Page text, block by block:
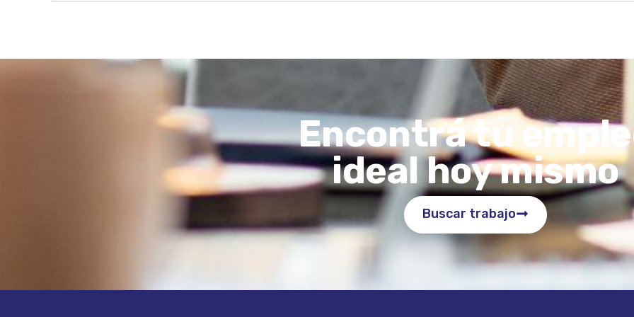
Encontrá tu
ideal hoy mismo
Buscar trabajo